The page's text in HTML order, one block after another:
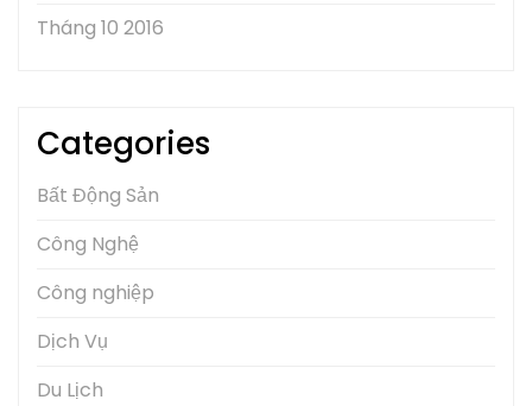
Tháng 10 2016
Categories
Bất Động Sản
Công Nghệ
Công nghiệp
Dịch Vụ
Du Lịch